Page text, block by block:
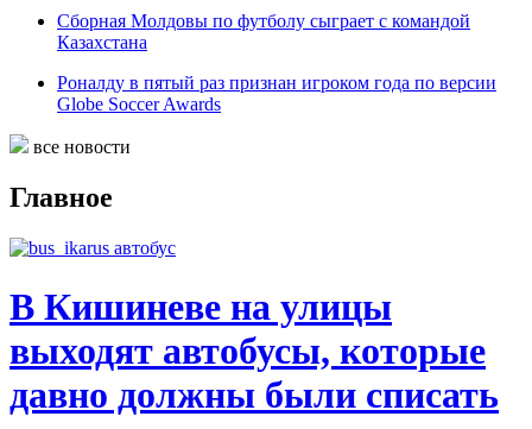
Сборная Молдовы по футболу сыграет с командой
Казахстана
Роналду в пятый раз признан игроком года по версии
Globe Soccer Awards
все новости
Главное
В Кишиневе на улицы
выходят автобусы, которые
давно должны были списать